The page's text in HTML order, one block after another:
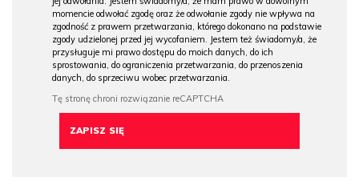
momencie odwołać zgodę oraz że odwołanie zgody nie wpływa na
zgodność z prawem przetwarzania, którego dokonano na podstawie
zgody udzielonej przed jej wycofaniem. Jestem też świadomy/a, że
przysługuje mi prawo dostępu do moich danych, do ich
sprostowania, do ograniczenia przetwarzania, do przenoszenia
danych, do sprzeciwu wobec przetwarzania.